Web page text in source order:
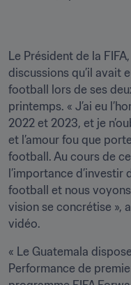
Le Président de la
discussions qu’il avait
football lors de ses
printemps. « J’ai eu
2022 et 2023, et je
et l’amour fou que
football. Au cours de
l’importance
football et nous
vision se concrétise »,
vidéo.
« Le Guatemala
Performance de